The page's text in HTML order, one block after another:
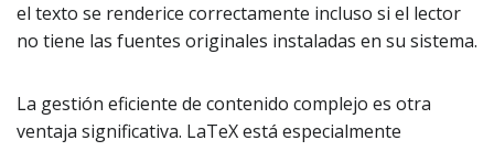
el texto se renderice correctamente incluso si el lector
no tiene las fuentes originales instaladas en su sistema.
La gestión eficiente de contenido complejo es otra
ventaja significativa. LaTeX está especialmente